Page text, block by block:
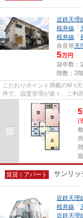
近鉄天理
桜井線 「
桜井線 「
奈良県天
5万円
築年数：
階数：2
こだわりポイント満載のM`s
件で、温度管理が楽々。ご利
できます。物件の広さは38平米
5
(
賃貸｜アパート サンリッ
近鉄天理
桜井線 「
近鉄天理